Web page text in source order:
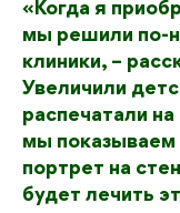
«Когда я
мы решили по-
клиники, –
Увеличили
распечатали
мы показываем
портрет на
будет лечить